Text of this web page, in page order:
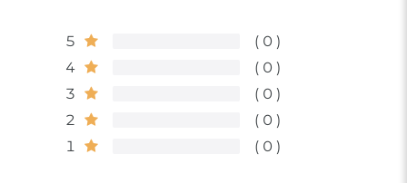
5
0
4
0
3
0
2
0
1
0